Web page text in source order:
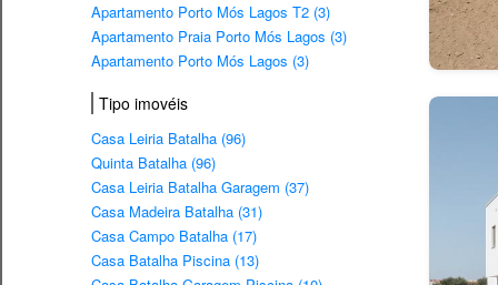
Apartamento Porto Mós Lagos T2 (3)
Apartamento Praia Porto Mós Lagos (3)
Apartamento Porto Mós Lagos (3)
Tipo imovéis
Casa Leiria Batalha (96)
Quinta Batalha (96)
Casa Leiria Batalha Garagem (37)
Casa Madeira Batalha (31)
Casa Campo Batalha (17)
Casa Batalha Piscina (13)